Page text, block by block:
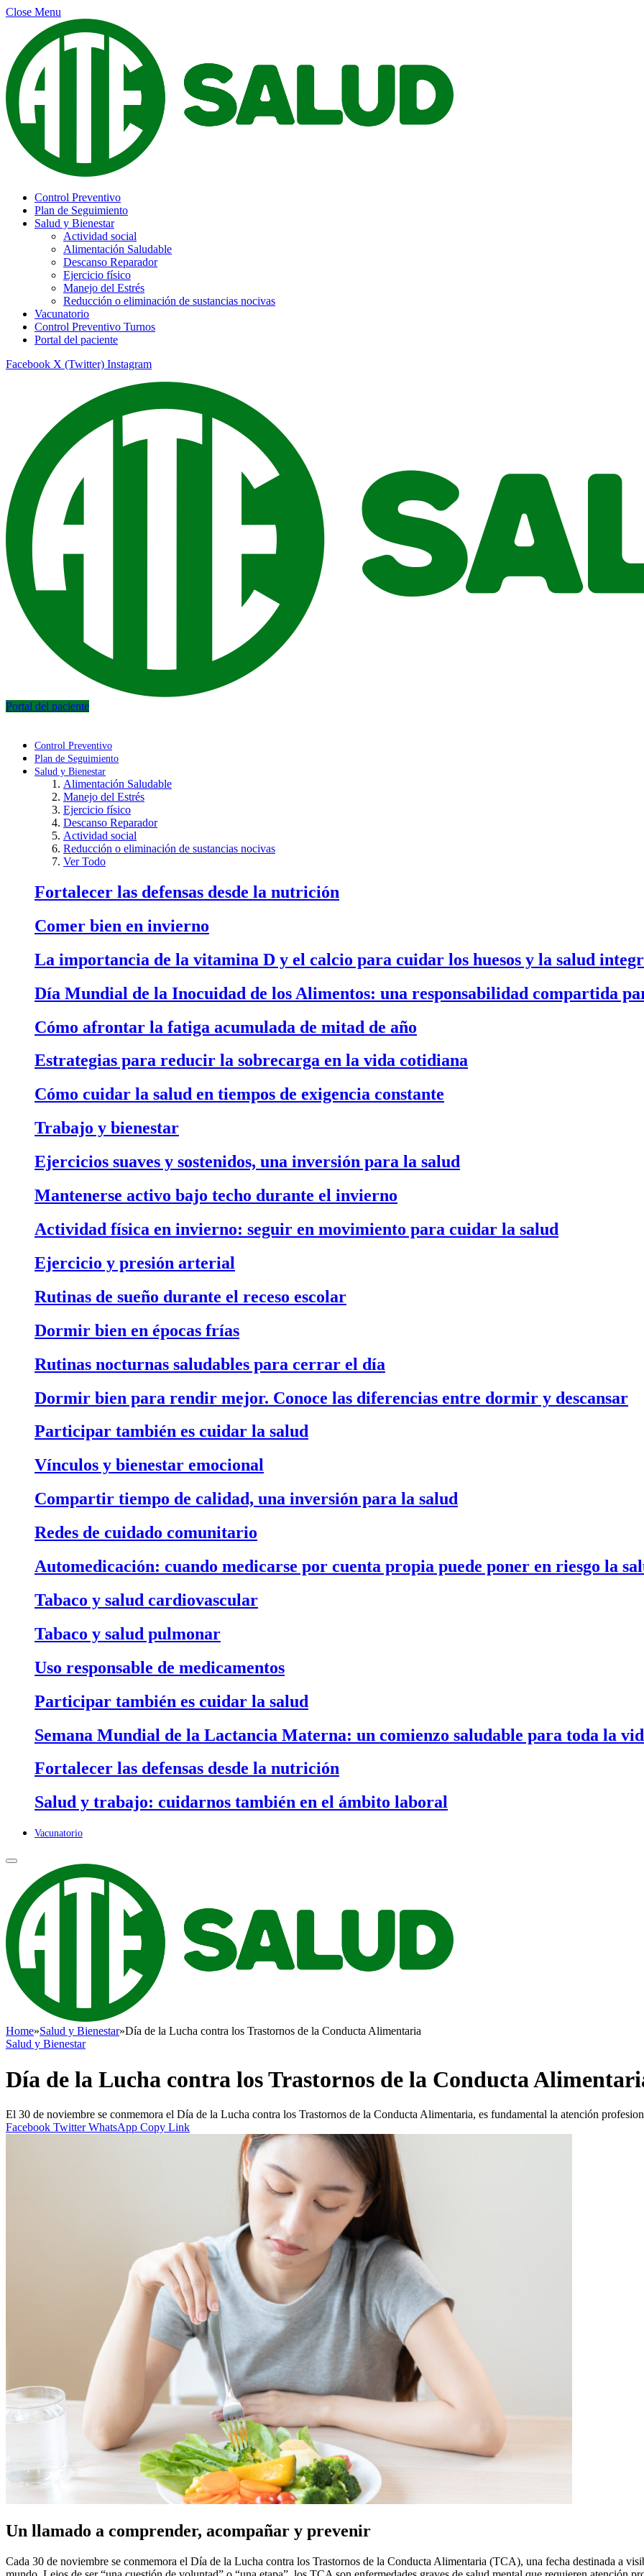
Close Menu
Control Preventivo
Plan de Seguimiento
Salud y Bienestar
Actividad social
Alimentación Saludable
Descanso Reparador
Ejercicio físico
Manejo del Estrés
Reducción o eliminación de sustancias nocivas
Vacunatorio
Control Preventivo Turnos
Portal del paciente
Facebook X (Twitter) Instagram
Portal del paciente
Control Preventivo
Plan de Seguimiento
Salud y Bienestar
Alimentación Saludable
Manejo del Estrés
Ejercicio físico
Descanso Reparador
Actividad social
Reducción o eliminación de sustancias nocivas
Ver Todo
Fortalecer las defensas desde la nutrición
Comer bien en invierno
La importancia de la vitamina D y el calcio para cuidar los huesos y la salud
Día Mundial de la Inocuidad de los Alimentos: una responsabilidad compartida
Cómo afrontar la fatiga acumulada de mitad de año
Estrategias para reducir la sobrecarga en la vida cotidiana
Cómo cuidar la salud en tiempos de exigencia constante
Trabajo y bienestar
Ejercicios suaves y sostenidos, una inversión para la salud
Mantenerse activo bajo techo durante el invierno
Actividad física en invierno: seguir en movimiento para cuidar la salud
Ejercicio y presión arterial
Rutinas de sueño durante el receso escolar
Dormir bien en épocas frías
Rutinas nocturnas saludables para cerrar el día
Dormir bien para rendir mejor. Conoce las diferencias entre dormir y descansar
Participar también es cuidar la salud
Vínculos y bienestar emocional
Compartir tiempo de calidad, una inversión para la salud
Redes de cuidado comunitario
Automedicación: cuando medicarse por cuenta propia puede poner en riesgo la
Tabaco y salud cardiovascular
Tabaco y salud pulmonar
Uso responsable de medicamentos
Participar también es cuidar la salud
Semana Mundial de la Lactancia Materna: un comienzo saludable para toda la
Fortalecer las defensas desde la nutrición
Salud y trabajo: cuidarnos también en el ámbito laboral
Vacunatorio
Home»Salud y Bienestar»Día de la Lucha contra los Trastornos de la Conducta Alimentaria
Salud y Bienestar
Día de la Lucha contra los Trastornos de la Conducta
El 30 de noviembre se conmemora el Día de la Lucha contra los Trastornos de la Conducta Alimentaria, es fundamental la atención
Facebook Twitter WhatsApp Copy Link
Un llamado a comprender, acompañar y prevenir
Cada 30 de noviembre se conmemora el Día de la Lucha contra los Trastornos de la Conducta Alimentaria (TCA), una fecha destinada a